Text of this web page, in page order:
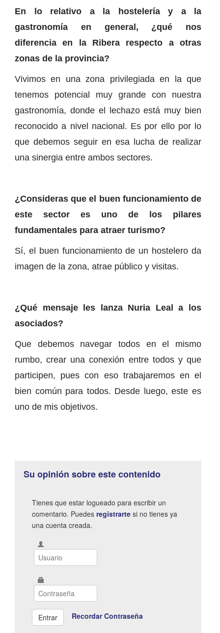
En lo relativo a la hostelería y a la
gastronomía en general, ¿qué nos
diferencia en la Ribera respecto a otras
zonas de la provincia?
Vivimos en una zona privilegiada en la que
tenemos potencial muy grande con nuestra
gastronomía, donde el lechazo está muy bien
reconocido a nivel nacional. Es por ello por lo
que debemos seguir en esa lucha de realizar
una sinergia entre ambos sectores.
¿Consideras que el buen funcionamiento de
este sector es uno de los pilares
fundamentales para atraer turismo?
Sí, el buen funcionamiento de un hostelero da
imagen de la zona, atrae público y visitas.
¿Qué mensaje les lanza Nuria Leal a los
asociados?
Que debemos navegar todos en el mismo
rumbo, crear una conexión entre todos y que
participen, pues con eso trabajaremos en el
bien común para todos. Desde luego, este es
uno de mis objetivos.
Su opinión sobre este contenido
Tienes que estar logueado para escribir un
comentario. Puedes registrarte si no tienes ya
una cuenta creada.
Recordar Contraseña